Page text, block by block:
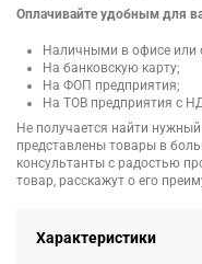
Оплачивайте удобным для
Наличными в офисе или
На банковскую карту;
На ФОП предприятия;
На ТОВ предприятия с
Не получается найти
представлены товары в
консультанты с радостью
товар, расскажут о его
Характеристики